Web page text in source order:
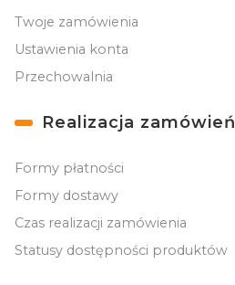
Twoje zamówienia
Ustawienia konta
Przechowalnia
Realizacja zamówień
Formy płatności
Formy dostawy
Czas realizacji zamówienia
Statusy dostępności produktów